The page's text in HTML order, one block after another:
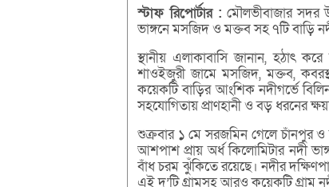
স্টাফরিপোর্টার : মৌলভীবাজার সদর
ভাঙ্গনে মসজিদ ও মক্তব সহ ৭টি বাড়ি
স্থানীয় এলাকাবাসি জানান, হঠাৎ
শাওইজুরী জামে মসজিদ, মক্তব,
কয়েকটি বাড়ির আংশিক নদীগর্ভে
সহযোগিতায় প্রাণহানী ও বড় ধরনের
শুক্রবার ১ মে সরজমিন গেলে চাঁনপুর ও
আশপাশ প্রায় অর্ধ কিলোমিটার নদী
বাঁধ চরম ঝুঁকিতে রয়েছে। নদীর
এই দু’টি গ্রামসহ আরও কয়েকটি গ্রাম